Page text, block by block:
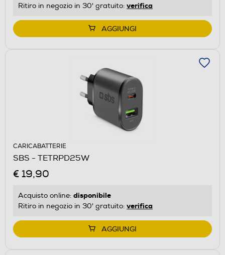
Ritiro in negozio in 30' gratuito: verifica
AGGIUNGI
CARICABATTERIE
SBS - TETRPD25W
€ 19,90
Acquisto online: disponibile
Ritiro in negozio in 30' gratuito: verifica
AGGIUNGI